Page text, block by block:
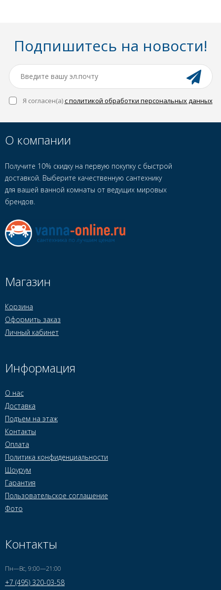
Подпишитесь на новости!
Я согласен(a)с политикой обработки персональных данных
О компании
Получите 10% скидку на первую покупку с быстрой
доставкой. Выберите качественную сантехнику
для вашей ванной комнаты от ведущих мировых
брендов.
Магазин
Корзина
Оформить заказ
Личный кабинет
Информация
О нас
Доставка
Подъем на этаж
Контакты
Оплата
Политика конфиденциальности
Шоурум
Гарантия
Пользовательское соглашение
Фото
Контакты
Пн—Вс, 9:00—21:00
+7 (495) 320-03-58